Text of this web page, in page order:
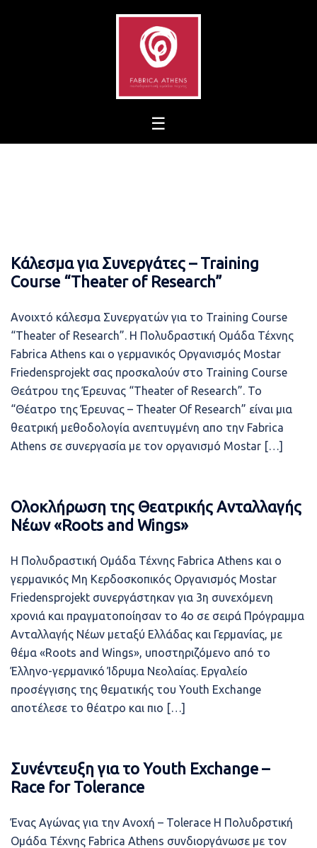
Κάλεσμα για Συνεργάτες – Training
Course “Theater of Research”
Ανοιχτό κάλεσμα Συνεργατών για το Training Course
“Theater of Research”. Η Πολυδραστική Ομάδα Τέχνης
Fabrica Athens και ο γερμανικός Οργανισμός Mostar
Friedensprojekt σας προσκαλούν στο Training Course
Θεάτρου της Έρευνας “Theater of Research”. To
“Θέατρο της Έρευνας – Theater Of Research” είναι μια
θεατρική μεθοδολογία ανεπτυγμένη απο την Fabrica
Athens σε συνεργασία με τον οργανισμό Mostar […]
Ολοκλήρωση της Θεατρικής Ανταλλαγής
Νέων «Roots and Wings»
Η Πολυδραστική Ομάδα Τέχνης Fabrica Athens και ο
γερμανικός Μη Κερδοσκοπικός Οργανισμός Mostar
Friedensprojekt συνεργάστηκαν για 3η συνεχόμενη
χρονιά και πραγματοποίησαν το 4ο σε σειρά Πρόγραμμα
Ανταλλαγής Νέων μεταξύ Ελλάδας και Γερμανίας, με
θέμα «Roots and Wings», υποστηριζόμενο από το
Έλληνο-γερμανικό Ίδρυμα Νεολαίας. Εργαλείο
προσέγγισης της θεματικής του Youth Exchange
αποτέλεσε το θέατρο και πιο […]
Συνέντευξη για το Youth Exchange –
Race for Tolerance
Ένας Αγώνας για την Ανοχή – Tolerace Η Πολυδρστική
Ομάδα Τέχνης Fabrica Athens συνδιοργάνωσε με τον